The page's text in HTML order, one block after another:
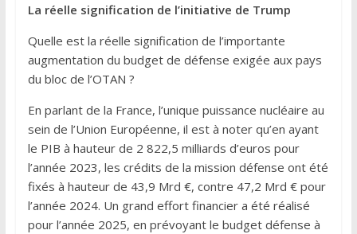
La réelle signification de l’initiative de Trump
Quelle est la réelle signification de l’importante
augmentation du budget de défense exigée aux pays
du bloc de l’OTAN ?
En parlant de la France, l’unique puissance nucléaire au
sein de l’Union Européenne, il est à noter qu’en ayant
le PIB à hauteur de 2 822,5 milliards d’euros pour
l’année 2023, les crédits de la mission défense ont été
fixés à hauteur de 43,9 Mrd €, contre 47,2 Mrd € pour
l’année 2024. Un grand effort financier a été réalisé
pour l’année 2025, en prévoyant le budget défense à